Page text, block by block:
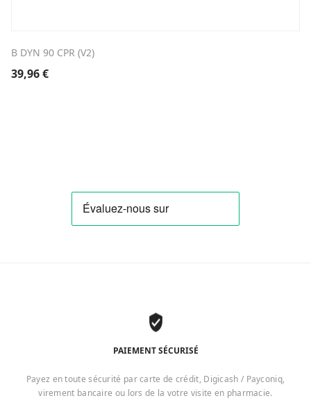
B DYN 90 CPR (V2)
39,96€
PAIEMENT SÉCURISÉ
Payez en toute sécurité par carte de crédit, Digicash / Payconiq,
virement bancaire ou lors de la votre visite en pharmacie.